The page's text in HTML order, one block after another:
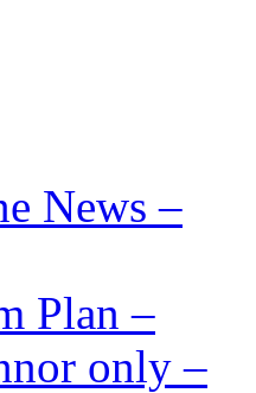
News –
Plan –
only –